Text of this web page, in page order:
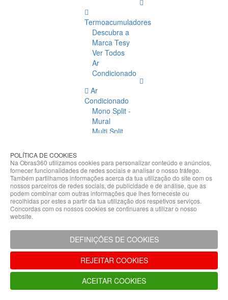
Termoacumuladores
Descubra a
Marca Tesy
Ver Todos
Ar
Condicionado
Ar
Condicionado
Mono Split -
Mural
Multi Split
Condicionado
Acessórios
Climatização
Acessórios
Climatização
Hidráulicas
Controladores
Fixações e
Acessórios
Isolamento
para
Tubagem
POLÍTICA DE COOKIES
Na Obras360 utilizamos cookies para personalizar conteúdo e anúncios,
fornecer funcionalidades de redes sociais e analisar o nosso tráfego.
Também partilhamos informações acerca da tua utilização do site com os
nossos parceiros de redes sociais, de publicidade e de análise, que as
podem combinar com outras informações que lhes forneceste ou
recolhidas por estes a partir da tua utilização dos respetivos serviços.
Concordas com os nossos cookies se continuares a utilizar o nosso
website.
DEFINIÇÕES DE COOKIES
REJEITAR COOKIES
ACEITAR COOKIES